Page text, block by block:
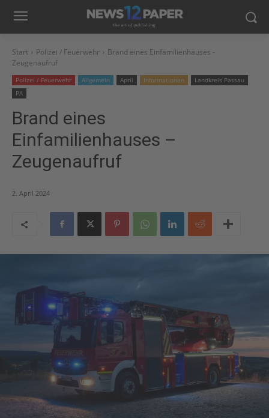
Start Polizei / Feuerwehr
Brand eines Einfamilienhauses -
Zeugenaufruf
Polizei / Feuerwehr Allgemein April Informationen
Landkreis Passau
PA
Brand eines
Einfamilienhauses –
Zeugenaufruf
2. April 2024